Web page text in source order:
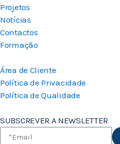
Projetos
Notícias
Contactos
Formação
Área de Cliente
Política de Privacidade
Política de Qualidade
SUBSCREVER A NEWSLETTER